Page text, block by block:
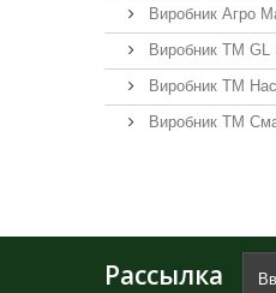
Виробник Агро
Виробник ТМ GL
Виробник ТМ
Виробник ТМ
Рассылка